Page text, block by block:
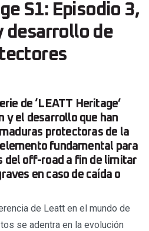
S1: Episodio 3,
desarrollo de
de ‘LEATT Heritage’
y el desarrollo que han
protectoras de la
fundamental para
del off-road a fin de limitar
en caso de caída o
de Leatt en el mundo de
se adentra en la evolución